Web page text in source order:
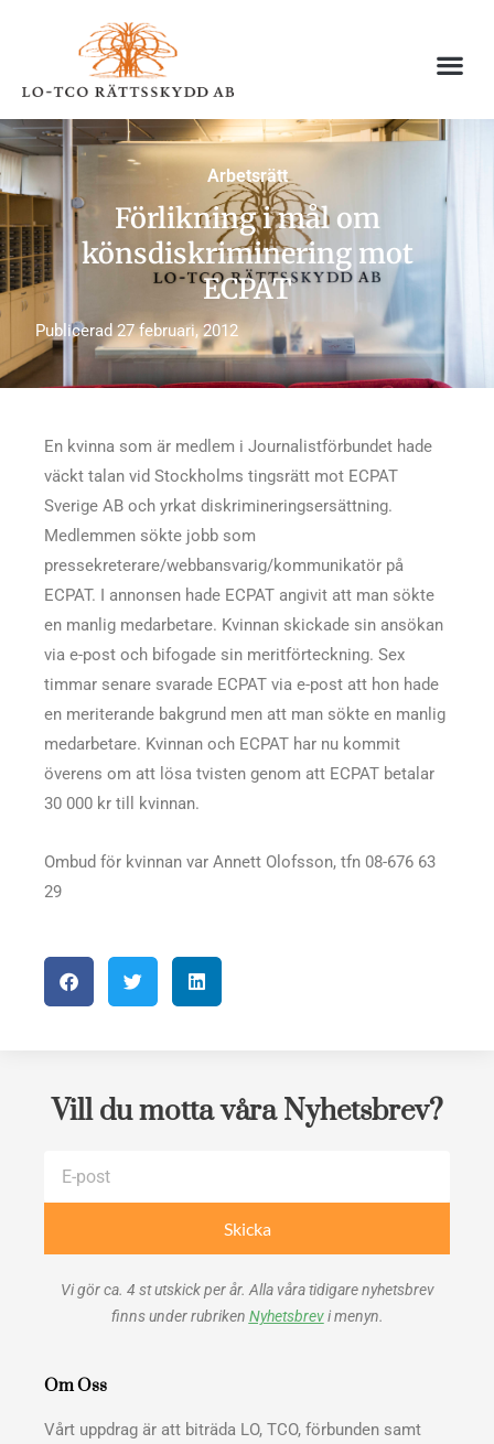
Arbetsrätt
Förlikning i mål om
könsdiskriminering mot
ECPAT
Publicerad 27 februari, 2012
En kvinna som är medlem i Journalistförbundet hade
väckt talan vid Stockholms tingsrätt mot ECPAT
Sverige AB och yrkat diskrimineringsersättning.
Medlemmen sökte jobb som
pressekreterare/webbansvarig/kommunikatör på
ECPAT. I annonsen hade ECPAT angivit att man sökte
en manlig medarbetare. Kvinnan skickade sin ansökan
via e-post och bifogade sin meritförteckning. Sex
timmar senare svarade ECPAT via e-post att hon hade
en meriterande bakgrund men att man sökte en manlig
medarbetare. Kvinnan och ECPAT har nu kommit
överens om att lösa tvisten genom att ECPAT betalar
30 000 kr till kvinnan.
Ombud för kvinnan var Annett Olofsson, tfn 08-676 63
29
Vill du motta våra Nyhetsbrev?
post
Skicka
Vi gör ca. 4 st utskick per år. Alla våra tidigare nyhetsbrev
finns under rubriken Nyhetsbrevi menyn.
Om Oss
Vårt uppdrag är att biträda LO, TCO, förbunden samt